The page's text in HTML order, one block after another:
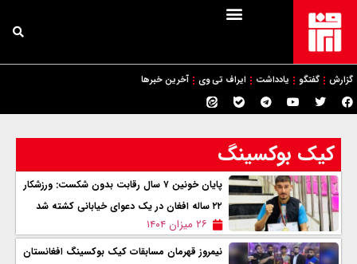
گزارش گفتگو یادداشت ایراف تی وی آخرین خبرها
کیک بوکسینگ
پایان خونین ۷ سال رقابت بدون شکست: ورزشکار
۲۲ ساله افغان در یک دعوای خيابانی کشته شد
۲۶ میزان ۱۴۰۴
نیمروز قهرمان مسابقات کیک بوکسینگ افغانستان